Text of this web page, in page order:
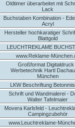
Oldtimer überarbeitet mit
Lack
Buchstaben Kombination -
Acryl
Hersteller hochkaratiger
Blattgold
LEUCHTREKLAME
www.Reklame-
Großformat Digitaldruck
Werbetechnik Hartl
München
LKW Beschriftung
Schrift und Wandmalerei -
Walter Tafelmaier
Movera Karlsfeld -
Campingzubehör
www.Leuchtreklame-